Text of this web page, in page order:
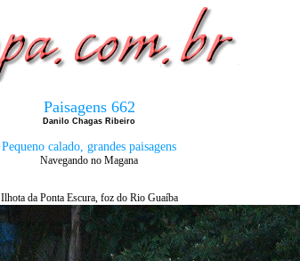
Paisagens 662
Danilo Chagas Ribeiro
Pequeno calado, grandes paisagens
Navegando no Magana
Ilhota da Ponta Escura, foz do Rio Guaíba